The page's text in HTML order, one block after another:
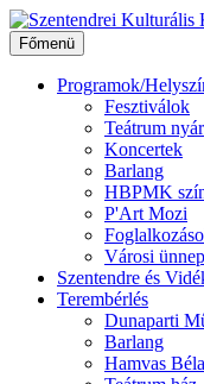
Ugrás
a
tartalomhoz
Főmenü
Programok/
Fesztiválok
Teátrum nyár
Koncertek
Barlang
HBPMK
P'Art Mozi
Városi
Szentendre és
Terembérlés
Dunaparti
Barlang
Hamvas